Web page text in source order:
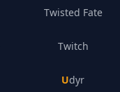
Twisted Fate
Twitch
Udyr